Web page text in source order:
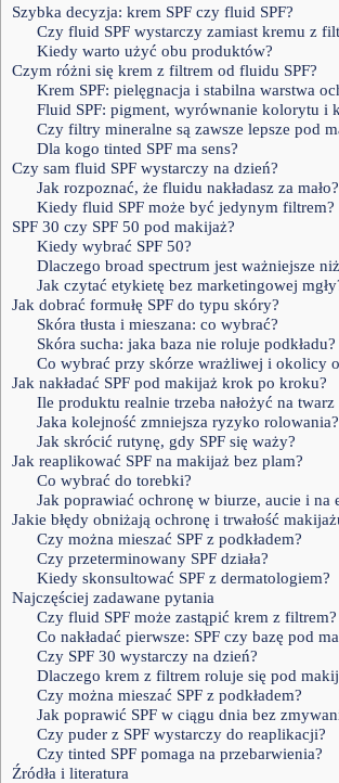
Szybka decyzja: krem SPF czy fluid SPF?
Czy fluid SPF wystarczy zamiast kremu z
Kiedy warto użyć obu produktów?
Czym różni się krem z filtrem od fluidu SPF?
Krem SPF: pielęgnacja i stabilna warstwa
Fluid SPF: pigment, wyrównanie kolorytu i
Czy filtry mineralne są zawsze lepsze pod
Dla kogo tinted SPF ma sens?
Czy sam fluid SPF wystarczy na dzień?
Jak rozpoznać, że fluidu nakładasz za mało?
Kiedy fluid SPF może być jedynym filtrem?
SPF 30 czy SPF 50 pod makijaż?
Kiedy wybrać SPF 50?
Dlaczego broad spectrum jest ważniejsze
Jak czytać etykietę bez marketingowej
Jak dobrać formułę SPF do typu skóry?
Skóra tłusta i mieszana: co wybrać?
Skóra sucha: jaka baza nie roluje podkładu?
Co wybrać przy skórze wrażliwej i okolicy
Jak nakładać SPF pod makijaż krok po kroku?
Ile produktu realnie trzeba nałożyć na twarz
Jaka kolejność zmniejsza ryzyko rolowania?
Jak skrócić rutynę, gdy SPF się waży?
Jak reaplikować SPF na makijaż bez plam?
Co wybrać do torebki?
Jak poprawiać ochronę w biurze, aucie i na
Jakie błędy obniżają ochronę i trwałość
Czy można mieszać SPF z podkładem?
Czy przeterminowany SPF działa?
Kiedy skonsultować SPF z dermatologiem?
Najczęściej zadawane pytania
Czy fluid SPF może zastąpić krem z filtrem?
Co nakładać pierwsze: SPF czy bazę pod
Czy SPF 30 wystarczy na dzień?
Dlaczego krem z filtrem roluje się pod
Czy można mieszać SPF z podkładem?
Jak poprawić SPF w ciągu dnia bez
Czy puder z SPF wystarczy do reaplikacji?
Czy tinted SPF pomaga na przebarwienia?
Źródła i literatura